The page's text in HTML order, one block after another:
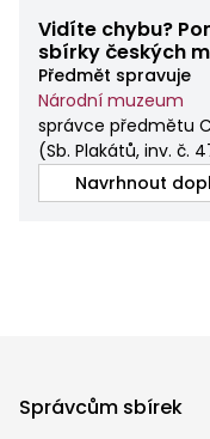
Vidíte chybu?
sbírky českých
Předmět spravuje
Národní muzeum
správce předmětu
(Sb. Plakátů, inv. č.
Navrhnout
Správcům sbírek